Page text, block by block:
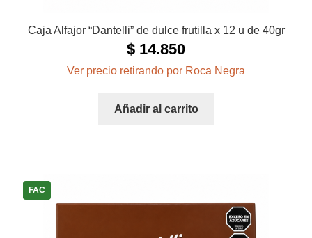
Caja Alfajor “Dantelli” de dulce frutilla x 12 u de 40gr
$ 14.850
Ver precio retirando por Roca Negra
Añadir al carrito
FAC